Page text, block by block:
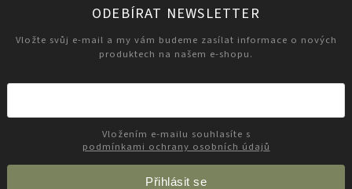
ODEBÍRAT NEWSLETTER
Vložte svůj e-mail a my vám budeme zasílat informace o nových
produktech na našem e-shopu.
podmínkami ochrany osobních údajů
Přihlásit se